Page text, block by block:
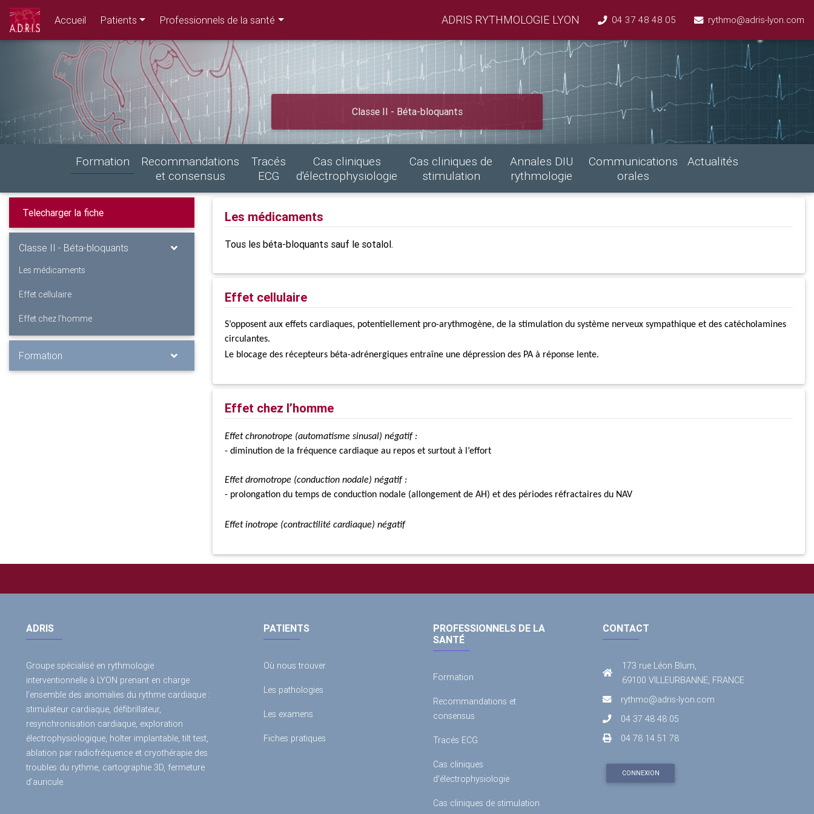
Accueil Patients Professionnels de la santé ADRIS RYTHMOLOGIE LYON 04 37 48 48 05 rythmo@adris-lyon.com
Classe II - Béta-bloquants
Formation
Recommandations
et consensus
Tracés
ECG
Cas cliniques
d'électrophysiologie
Cas cliniques de
stimulation
Annales DIU
rythmologie
Communications
orales
Actualités
Classe II - Béta-bloquants
Les médicaments
Effet cellulaire
Effet chez l’homme
Formation
Les médicaments
Tous les béta-bloquants sauf le sotalol.
Effet cellulaire
S’opposent aux effets cardiaques, potentiellement pro-arythmogène, de la stimulation du système nerveux sympathique et des catécholamines
circulantes.
Le blocage des récepteurs béta-adrénergiques entraîne une dépression des PA à réponse lente.
Effet chez l’homme
Effet chronotrope (automatisme sinusal) négatif :
- diminution de la fréquence cardiaque au repos et surtout à l’effort
Effet dromotrope (conduction nodale) négatif :
- prolongation du temps de conduction nodale (allongement de AH) et des périodes réfractaires du NAV
Effet inotrope (contractilité cardiaque) négatif
ADRIS
Groupe spécialisé en rythmologie
interventionnelle à LYON prenant en charge
l’ensemble des anomalies du rythme cardiaque :
stimulateur cardiaque, défibrillateur,
resynchronisation cardiaque, exploration
électrophysiologique, holter implantable, tilt test,
ablation par radiofréquence et cryothérapie des
troubles du rythme, cartographie 3D, fermeture
d’auricule.
PATIENTS
Où nous trouver
Les pathologies
Les examens
Fiches pratiques
PROFESSIONNELS DE LA
SANTÉ
Formation
Recommandations et
consensus
Tracés ECG
Cas cliniques
d'électrophysiologie
Cas cliniques de stimulation
CONTACT
173 rue Léon Blum,
69100 VILLEURBANNE, FRANCE
rythmo@adris-lyon.com
04 37 48 48 05
04 78 14 51 78
CONNEXION